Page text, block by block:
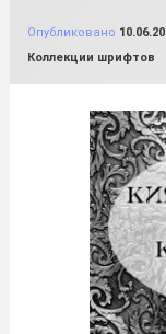
Опубликовано
Рубрики:
Коллекции шрифтов